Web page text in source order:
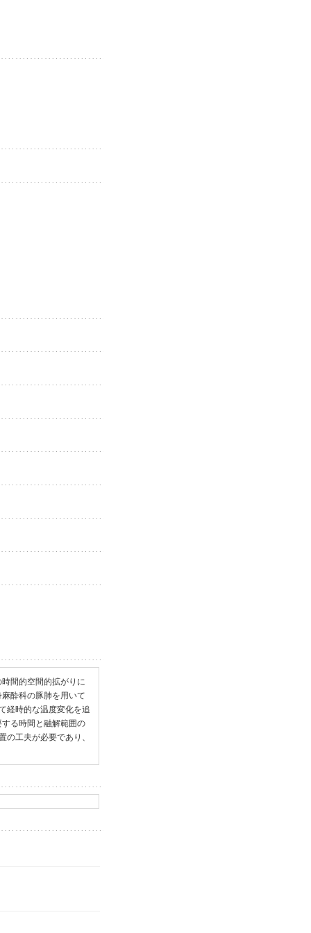
間的空間的拡がりに
酔科の豚肺を用いて
経時的な温度変化を追
る時間と融解範囲の
の工夫が必要であり、